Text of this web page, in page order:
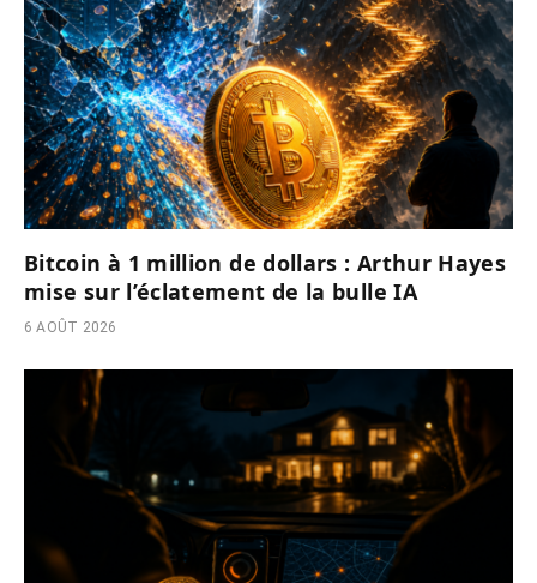
Bitcoin à 1 million de dollars : Arthur Hayes
mise sur l’éclatement de la bulle IA
6 AOÛT 2026